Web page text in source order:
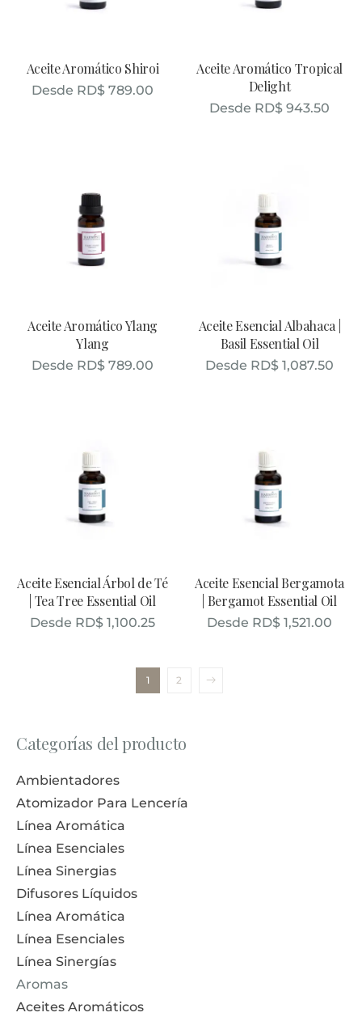
Categorías del producto
Ambientadores
Atomizador Para Lencería
Línea Aromática
Línea Esenciales
Línea Sinergias
Difusores Líquidos
Línea Aromática
Línea Esenciales
Línea Sinergías
Aromas
Aceites Aromáticos
Aceite Aromático Shiroi
Desde RD$ 789.00
Aceite Aromático Tropical
Delight
Desde RD$ 943.50
Aceite Aromático Ylang
Ylang
Desde RD$ 789.00
Aceite Esencial Albahaca |
Basil Essential Oil
Desde RD$ 1,087.50
Aceite Esencial Árbol de Té
| Tea Tree Essential Oil
Desde RD$ 1,100.25
Aceite Esencial Bergamota
| Bergamot Essential Oil
Desde RD$ 1,521.00
1 2